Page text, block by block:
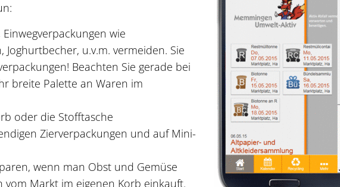
wie
u.v.m. vermeiden. Sie
Beachten Sie gerade bei
breite Palette an Waren im
oder die Stofftasche
Zierverpackungen und auf Mini-
wenn man Obst und Gemüse
vom Markt im eigenen Korb einkauft.